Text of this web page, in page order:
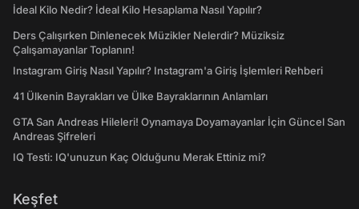
İdeal Kilo Nedir? İdeal Kilo Hesaplama Nasıl Yapılır?
Ders Çalışırken Dinlenecek Müzikler Nelerdir? Müziksiz
Çalışamayanlar Toplanın!
Instagram Giriş Nasıl Yapılır? Instagram'a Giriş İşlemleri Rehberi
41 Ülkenin Bayrakları ve Ülke Bayraklarının Anlamları
GTA San Andreas Hileleri! Oynamaya Doyamayanlar İçin Güncel San
Andreas Şifreleri
IQ Testi: IQ'unuzun Kaç Olduğunu Merak Ettiniz mi?
Keşfet